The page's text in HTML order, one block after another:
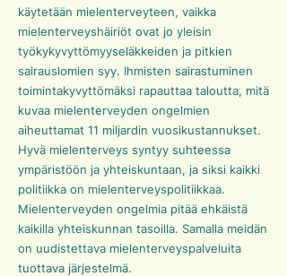
käytetään mielenterveyteen, vaikka
mielenterveyshäiriöt ovat jo yleisin
työkykyvyttömyyseläkkeiden ja pitkien
sairauslomien syy. Ihmisten sairastuminen
toimintakyvyttömäksi rapauttaa taloutta, mitä
kuvaa mielenterveyden ongelmien
aiheuttamat 11 miljardin vuosikustannukset.
Hyvä mielenterveys syntyy suhteessa
ympäristöön ja yhteiskuntaan, ja siksi kaikki
politiikka on mielenterveyspolitiikkaa.
Mielenterveyden ongelmia pitää ehkäistä
kaikilla yhteiskunnan tasoilla. Samalla meidän
on uudistettava mielenterveyspalveluita
tuottava järjestelmä.